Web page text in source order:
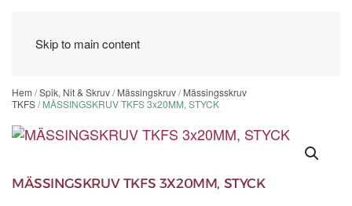
Skip to main content
Hem /Spik, Nit & Skruv/Mässingskruv/Mässingsskruv
TKFS/ MÄSSINGSKRUV TKFS 3x20MM, STYCK
MÄSSINGSKRUV TKFS 3X20MM, STYCK